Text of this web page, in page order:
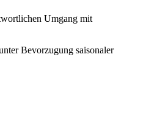
Umgang mit
Bevorzugung saisonaler